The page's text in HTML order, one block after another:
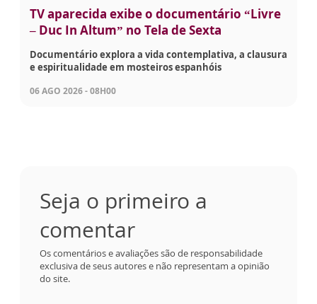
TV aparecida exibe o documentário “Livre
– Duc In Altum” no Tela de Sexta
Documentário explora a vida contemplativa, a clausura
e espiritualidade em mosteiros espanhóis
06 AGO 2026 - 08H00
Seja o primeiro a
comentar
Os comentários e avaliações são de responsabilidade
exclusiva de seus autores e não representam a opinião
do site.